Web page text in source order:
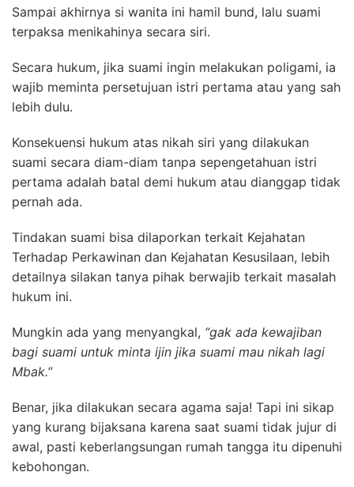
Sampai akhirnya si wanita ini hamil bund, lalu suami
terpaksa menikahinya secara siri.
Secara hukum, jika suami ingin melakukan poligami, ia
wajib meminta persetujuan istri pertama atau yang sah
lebih dulu.
Konsekuensi hukum atas nikah siri yang dilakukan
suami secara diam-diam tanpa sepengetahuan istri
pertama adalah batal demi hukum atau dianggap tidak
pernah ada.
Tindakan suami bisa dilaporkan terkait Kejahatan
Terhadap Perkawinan dan Kejahatan Kesusilaan, lebih
detailnya silakan tanya pihak berwajib terkait masalah
hukum ini.
Mungkin ada yang menyangkal, “gak ada kewajiban
bagi suami untuk minta ijin jika suami mau nikah lagi
Mbak.”
Benar, jika dilakukan secara agama saja! Tapi ini sikap
yang kurang bijaksana karena saat suami tidak jujur di
awal, pasti keberlangsungan rumah tangga itu dipenuhi
kebohongan.